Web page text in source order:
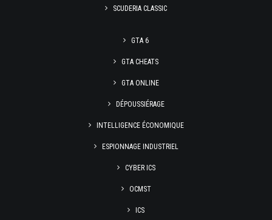
SCUDERIA CLASSIC
GTA 6
GTA CHEATS
GTA ONLINE
DÉPOUSSIÉRAGE
INTELLIGENCE ÉCONOMIQUE
ESPIONNAGE INDUSTRIEL
CYBER ICS
OCMST
ICS